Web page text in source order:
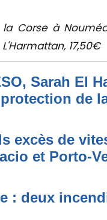
Corse à
17,50€
Sarah El
de
excès de
et Porto-
: deux